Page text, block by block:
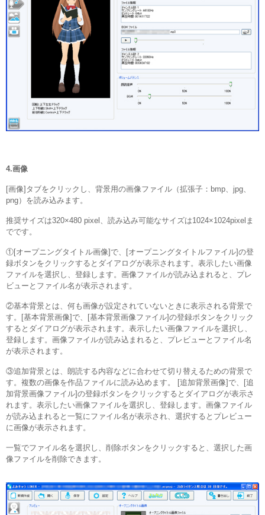
4.画像
[画像]タブをクリックし、背景用の画像ファイル（拡張子：bmp、jpg、
png）を読み込みます。
推奨サイズは320×480 pixel、読み込み可能なサイズは1024×1024pixelま
でです。
①[オープニングタイトル画像]で、[オープニングタイトルファイル]の登
録ボタンをクリックするとダイアログが表示されます。表示したい画像
ファイルを選択し、登録します。画像ファイルが読み込まれると、プレ
ビューとファイル名が表示されます。
②基本背景とは、何も画像が設定されていないときに表示される背景で
す。[基本背景画像]で、[基本背景画像ファイル]の登録ボタンをクリック
するとダイアログが表示されます。表示したい画像ファイルを選択し、
登録します。画像ファイルが読み込まれると、プレビューとファイル名
が表示されます。
③追加背景とは、朗読する内容などに合わせて切り替えるための背景で
す。複数の画像を作品ファイルに読み込めます。 [追加背景画像]で、[追
加背景画像ファイル]の登録ボタンをクリックするとダイアログが表示さ
れます。表示したい画像ファイルを選択し、登録します。画像ファイル
が読み込まれると一覧にファイル名が表示され、選択するとプレビュー
に画像が表示されます。
一覧でファイル名を選択し、削除ボタンをクリックすると、選択した画
像ファイルを削除できます。